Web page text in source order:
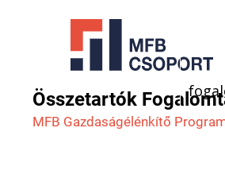
Összetartók
MFB Gazdaság­élénkítő